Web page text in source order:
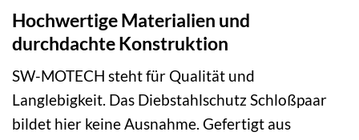
Hochwertige Materialien und
durchdachte Konstruktion
SW-MOTECH steht für Qualität und
Langlebigkeit. Das Diebstahlschutz Schloßpaar
bildet hier keine Ausnahme. Gefertigt aus